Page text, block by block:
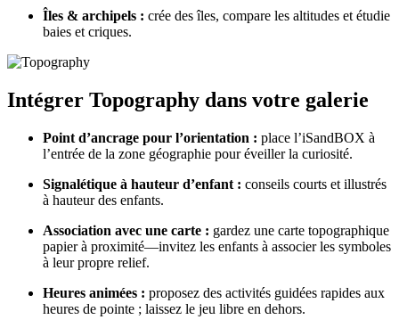
Îles & archipels : crée des îles, compare les altitudes et étudie
baies et criques.
Intégrer Topography dans votre galerie
Point d’ancrage pour l’orientation : place l’iSandBOX à
l’entrée de la zone géographie pour éveiller la curiosité.
Signalétique à hauteur d’enfant : conseils courts et illustrés
à hauteur des enfants.
Association avec une carte : gardez une carte topographique
papier à proximité—invitez les enfants à associer les symboles
à leur propre relief.
Heures animées : proposez des activités guidées rapides aux
heures de pointe ; laissez le jeu libre en dehors.